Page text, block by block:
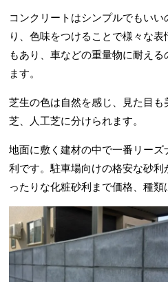
コンクリートはシンプルでもい
り、色味をつけることで様々な
もあり、車などの重量物に耐え
ます。
芝生の色は自然を感じ、見た目
芝、人工芝に分けられます。
地面に敷く建材の中で一番リー
利です。駐車場向けの格安な砂
ったりな化粧砂利まで価格、種類